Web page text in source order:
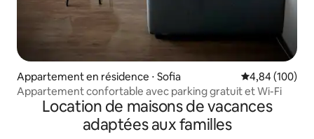
Appartement en résidence ⋅ Sofia Évaluation
4,84 (100)
Appartement confortable avec parking gratuit et Wi-Fi
Location de maisons de vacances
adaptées aux familles